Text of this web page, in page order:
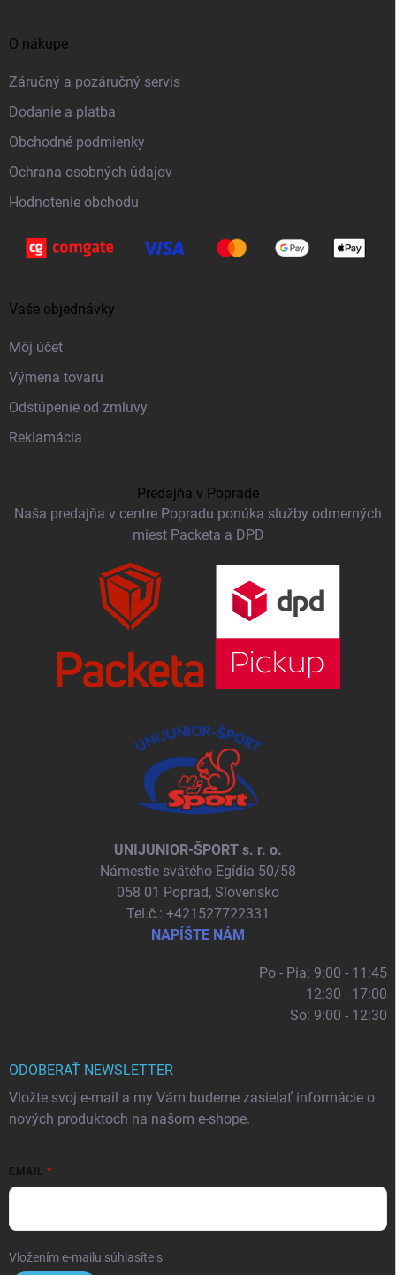
p
ä
e
O nákupe
Záručný a pozáručný servis
Dodanie a platba
Obchodné podmienky
Ochrana osobných údajov
Hodnotenie obchodu
Vaše objednávky
Môj účet
Výmena tovaru
Odstúpenie od zmluvy
Reklamácia
Predajňa v Poprade
Naša predajňa v centre Popradu ponúka služby odmerných
miest Packeta a DPD
UNIJUNIOR-ŠPORT s. r. o.
Námestie svätého Egídia 50/58
058 01 Poprad, Slovensko
Tel.č.: +421527722331
NAPÍŠTE NÁM
Po - Pia: 9:00 - 11:45
12:30 - 17:00
So: 9:00 - 12:30
ODOBERAŤ NEWSLETTER
Vložte svoj e-mail a my Vám budeme zasielať informácie o
nových produktoch na našom e-shope.
EMAIL
Vložením e-mailu súhlasíte s